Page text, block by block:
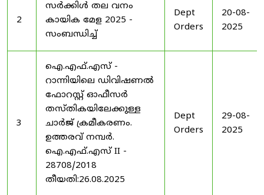
2
സർക്കിൾ തല വനം
കായിക മേള 2025 -
സംബന്ധിച്ച്
Dept
Orders
20-08-
2025
3
ഐ.എഫ്.എസ് -
റാന്നിയിലെ ഡിവിഷണൽ
ഫോറസ്റ്റ് ഓഫീസർ
തസ്തികയിലേക്കുള്ള
ചാർജ് ക്രമീകരണം.
ഉത്തരവ് നമ്പർ.
ഐ.എഫ്.എസ് II -
28708/2018
തീയതി:26.08.2025
Dept
Orders
29-08-
2025